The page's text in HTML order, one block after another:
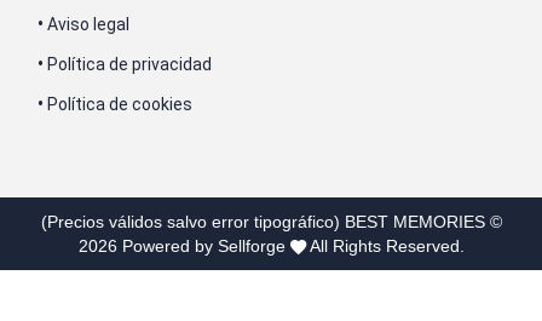
• Aviso legal
• Política de privacidad
• Política de cookies
(Precios válidos salvo error tipográfico) BEST MEMORIES©
2026 Powered by Sellforge All Rights Reserved.